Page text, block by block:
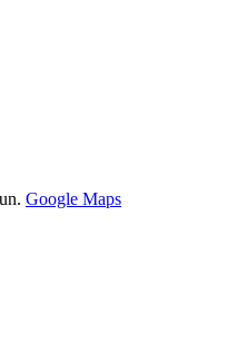
Google Maps